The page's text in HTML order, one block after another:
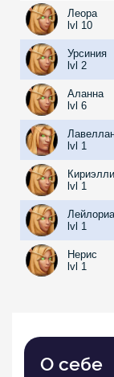
Леора
lvl 10
Урсиния
lvl 2
Аланна
lvl 6
lvl 1
lvl 1
lvl 1
Нерис
lvl 1
О себе